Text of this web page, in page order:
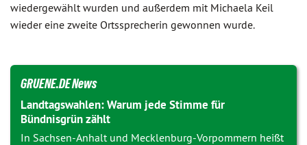
wiedergewählt wurden und außerdem mit Michaela Keil
wieder eine zweite Ortssprecherin gewonnen wurde.
GRUENE.DE News
Landtagswahlen: Warum jede Stimme für
Bündnisgrün zählt
In Sachsen-Anhalt und Mecklenburg-Vorpommern heißt